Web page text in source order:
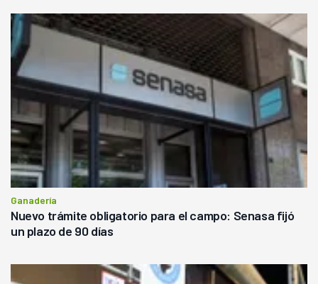
Ganadería
Nuevo trámite obligatorio para el campo: Senasa fijó
un plazo de 90 días